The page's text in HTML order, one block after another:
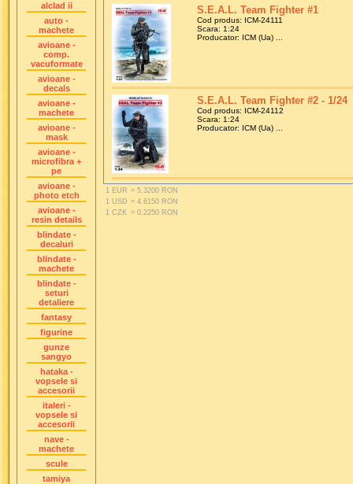
alclad ii
auto -
machete
avioane -
comp.
vacuformate
avioane -
decals
avioane -
machete
avioane -
mask
avioane -
microfibra +
pe
avioane -
photo etch
avioane -
resin details
blindate -
decaluri
blindate -
machete
blindate -
seturi
detaliere
fantasy
figurine
gunze
sangyo
hataka -
vopsele si
accesorii
italeri -
vopsele si
accesorii
nave -
machete
scule
tamiya
S.E.A.L. Team Fighter #1
Cod produs: ICM-24111
Scara: 1:24
Producator: ICM (Ua) ...
S.E.A.L. Team Fighter #2 - 1/24
Cod produs: ICM-24112
Scara: 1:24
Producator: ICM (Ua) ...
1 EUR = 5.3200 RON
1 USD = 4.6150 RON
1 CZK = 0.2250 RON